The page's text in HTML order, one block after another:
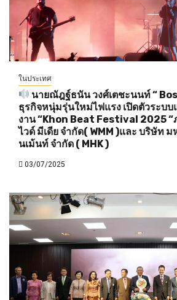
ในประเทศ
นายณัฎฐ์ธนัน วงศ์เตชะนนท์ “
ธุรกิจหนุ่มรุ่นใหม่ไฟแรง เปิดตัวระบบ
งาน “Khon Beat Festival 2025 “
ไวด์ มีเดีย จำกัด( WMM )และ บริษัท ม
นเม้นท์ จำกัด ( MHK )
03/07/2025